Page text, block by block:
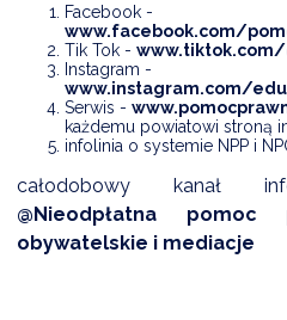
Facebook -
www.facebook.com/
Tik Tok - www.tiktok.com/
Instagram -
www.instagram.com/
Serwis -
każdemu powiatowi stroną
infolinia o systemie NPP i
całodobowy kanał
@Nieodpłatna pomoc
obywatelskie i mediacje